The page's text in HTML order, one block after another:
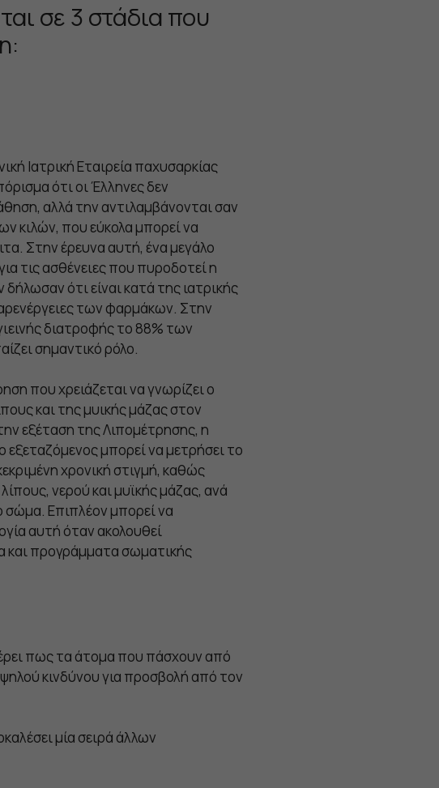
σε 3 στάδια που
Ιατρική Εταιρεία παχυσαρκίας
ότι οι Έλληνες δεν
αλλά την αντιλαμβάνονται σαν
κιλών, που εύκολα μπορεί να
Στην έρευνα αυτή, ένα μεγάλο
τις ασθένειες που πυροδοτεί η
ότι είναι κατά της ιατρικής
των φαρμάκων. Στην
διατροφής το 88% των
σημαντικό ρόλο.
που χρειάζεται να γνωρίζει ο
και της μυικής μάζας στον
εξέταση της Λιπομέτρησης, η
εξεταζόμενος μπορεί να μετρήσει το
χρονική στιγμή, καθώς
νερού και μυϊκής μάζας, ανά
Eπιπλέον μπορεί να
αυτή όταν ακολουθεί
και προγράμματα σωματικής
πως τα άτομα που πάσχουν από
κινδύνου για προσβολή από τον
μία σειρά άλλων